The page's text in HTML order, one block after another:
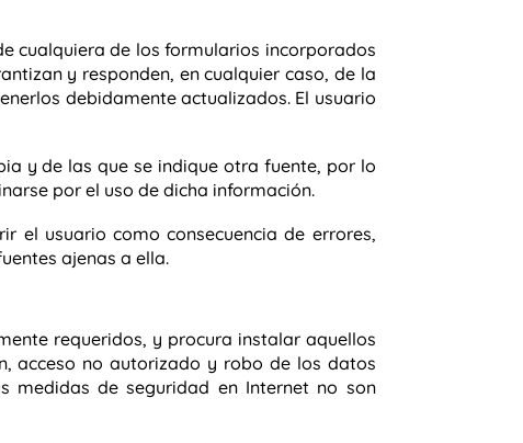
cualquiera de los formularios incorporados
y responden, en cualquier caso, de la
debidamente actualizados. El usuario
y de las que se indique otra fuente, por lo
por el uso de dicha información.
el usuario como consecuencia de errores,
ajenas a ella.
requeridos, y procura instalar aquellos
acceso no autorizado y robo de los datos
medidas de seguridad en Internet no son